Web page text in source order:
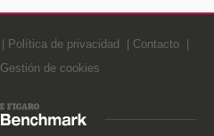
Política de privacidad
Contacto
Gestión de cookies